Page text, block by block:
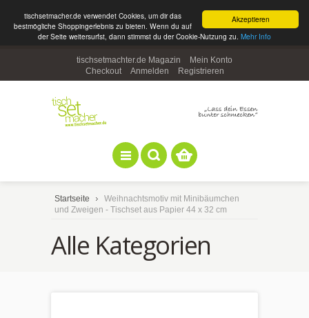
Akzeptieren
tischsetmacher.de verwendet Cookies, um dir das
bestmögliche Shoppingerlebnis zu bieten. Wenn du auf
der Seite weitersurfst, dann stimmst du der Cookie-Nutzung zu. Mehr Info
tischsetmachter.de Magazin
Mein Konto
Checkout
Anmelden Registrieren
Startseite
Weihnachtsmotiv mit Minibäumchen
und Zweigen - Tischset aus Papier 44 x 32 cm
Alle Kategorien